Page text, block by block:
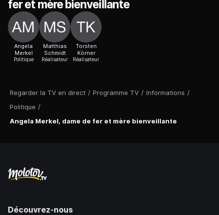
Regarder la TV en direct / Programme TV / Informations /
Politique /
Angela Merkel, dame de fer et mère bienveillante
fer et mère bienveillante
Angela
Merkel
Politique
Matthias
Schmidt
Réalisateur
Torsten
Körner
Réalisateur
Découvrez-nous